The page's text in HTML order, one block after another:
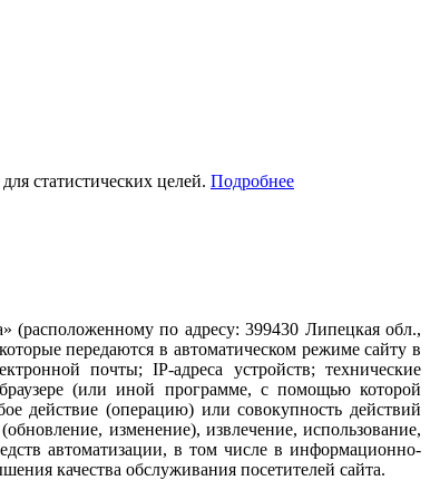
статистических целей. Подробнее
(расположенному по адресу: 399430 Липецкая обл.,
передаются в автоматическом режиме сайту в
почты; IP-адреса устройств; технические
(или иной программе, с помощью которой
действие (операцию) или совокупность действий
изменение), извлечение, использование,
автоматизации, в том числе в информационно-
качества обслуживания посетителей сайта.